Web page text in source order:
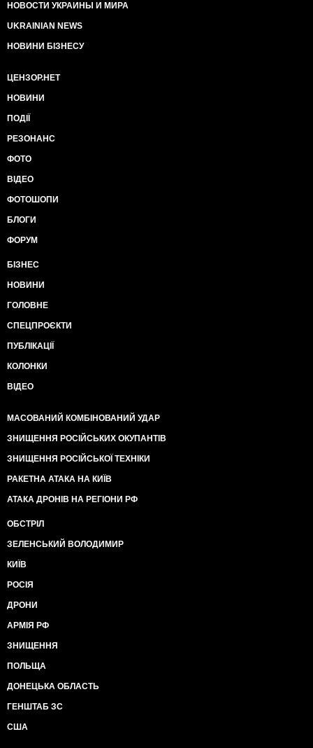
НОВОСТИ УКРАИНЫ И МИРА
UKRAINIAN NEWS
НОВИНИ БІЗНЕСУ
ЦЕНЗОР.НЕТ
НОВИНИ
ПОДІЇ
РЕЗОНАНС
ФОТО
ВІДЕО
ФОТОШОПИ
БЛОГИ
ФОРУМ
БІЗНЕС
НОВИНИ
ГОЛОВНЕ
СПЕЦПРОЄКТИ
ПУБЛІКАЦІЇ
КОЛОНКИ
ВІДЕО
МАСОВАНИЙ КОМБІНОВАНИЙ УДАР
ЗНИЩЕННЯ РОСІЙСЬКИХ ОКУПАНТІВ
ЗНИЩЕННЯ РОСІЙСЬКОЇ ТЕХНІКИ
РАКЕТНА АТАКА НА КИЇВ
АТАКА ДРОНІВ НА РЕГІОНИ РФ
ОБСТРІЛ
ЗЕЛЕНСЬКИЙ ВОЛОДИМИР
КИЇВ
РОСІЯ
ДРОНИ
АРМІЯ РФ
ЗНИЩЕННЯ
ПОЛЬЩА
ДОНЕЦЬКА ОБЛАСТЬ
ГЕНШТАБ ЗС
США